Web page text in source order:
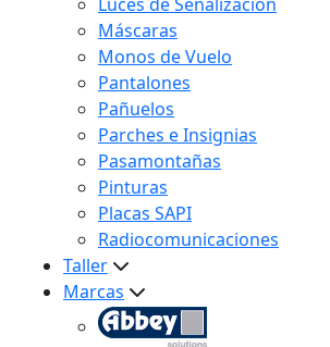
Máscaras
Monos de Vuelo
Pantalones
Pañuelos
Parches e Insignias
Pasamontañas
Pinturas
Placas SAPI
Radiocomunicaciones
Taller
Marcas